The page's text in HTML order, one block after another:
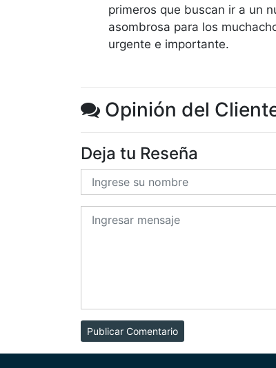
primeros que buscan ir a un
asombrosa para los
urgente e importante.
Opinión del
Deja tu Reseña
Publicar Comentario